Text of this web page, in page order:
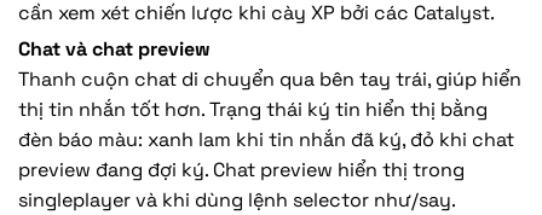
cần xem xét chiến lược khi cày XP bởi các Catalyst.
Chat và chat preview
Thanh cuộn chat di chuyển qua bên tay trái, giúp hiển
thị tin nhắn tốt hơn. Trạng thái ký tin hiển thị bằng
đèn báo màu: xanh lam khi tin nhắn đã ký, đỏ khi chat
preview đang đợi ký. Chat preview hiển thị trong
singleplayer và khi dùng lệnh selector như/say.